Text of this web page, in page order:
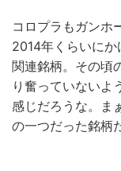
コロプラもガンホ
2014年くらいに
関連銘柄。その頃
り奮っていないよ
感じだろうな。ま
の一つだった銘柄